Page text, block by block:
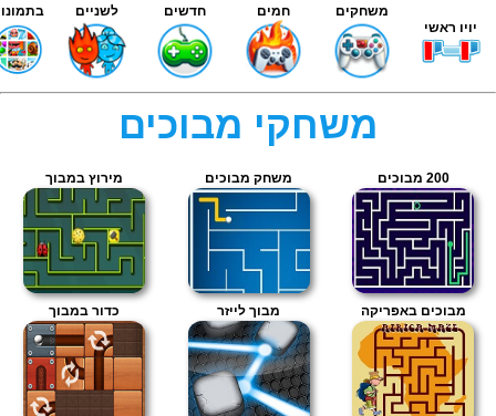
יויו ראשי
משחקים חמים חדשים לשניים
משחקי מבוכים
200 מבוכים משחק מבוכים מירוץ במבוך
מבוכים באפריקה מבוך לייזר כדור במבוך